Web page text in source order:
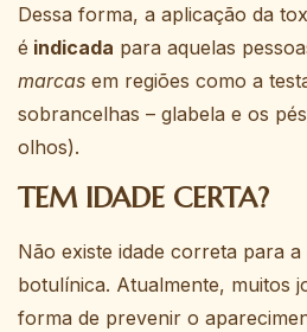
Dessa forma, a aplicação da
é indicada para aquelas
marcas em regiões como a
sobrancelhas – glabela e os
olhos).
TEM IDADE CERTA?
Não existe idade correta para
botulínica. Atualmente, muitos
forma de prevenir o